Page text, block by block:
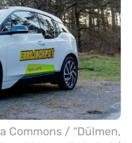
Commons / “Dülmen,